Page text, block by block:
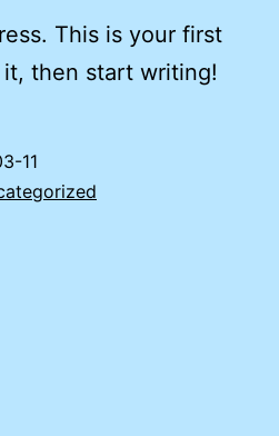
This is your first
then start writing!
11